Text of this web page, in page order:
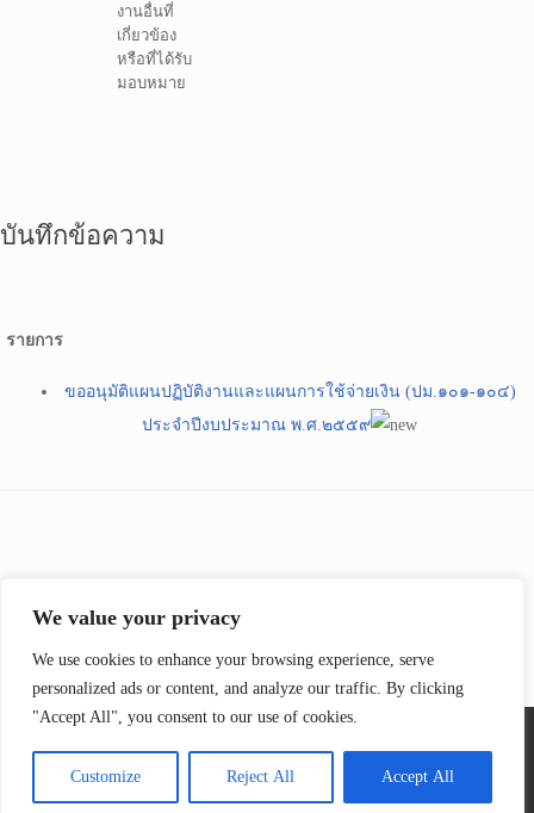
We value your privacy
We use cookies to enhance your browsing experience, serve
personalized ads or content, and analyze our traffic. By clicking
"Accept All", you consent to our use of cookies.
Customize Reject All Accept All
งานอื่นที่
เกี่ยวข้อง
หรือที่ได้รับ
มอบหมาย
บันทึกข้อความ
รายการ
ขออนุมัติแผนปฏิบัติงานและแผนการใช้จ่ายเงิน (ปม.๑๐๑-๑๐๔)
ประจำปีงบประมาณ พ.ศ.๒๕๕๙
Theme bySiteOrigin